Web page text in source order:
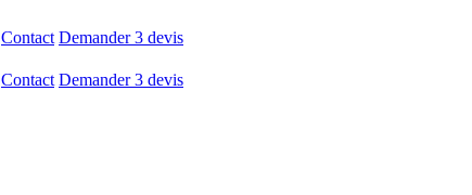
Contact Demander 3 devis
Contact Demander 3 devis